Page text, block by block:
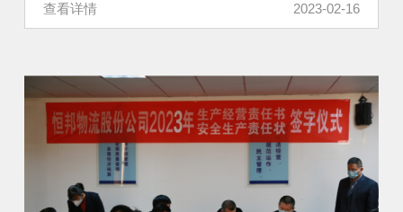
查看详情 2023-02-16